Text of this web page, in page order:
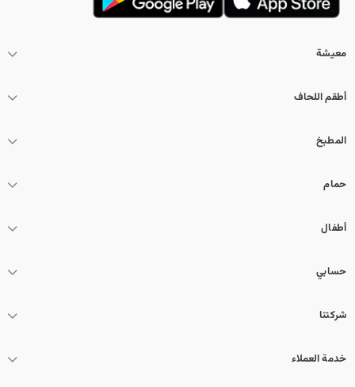
معيشة
أطقم اللحاف
المطبخ
حمام
أطفال
حسابي
شركتنا
خدمة العملاء